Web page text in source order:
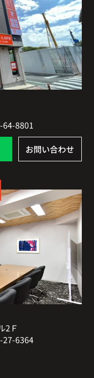
64-8801
お問い合わせ
2Ｆ
27-6364